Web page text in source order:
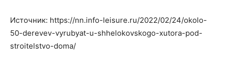
Источник: https://nn.info-leisure.ru/2022/02/24/okolo-
50-derevev-vyrubyat-u-shhelokovskogo-xutora-pod-
stroitelstvo-doma/